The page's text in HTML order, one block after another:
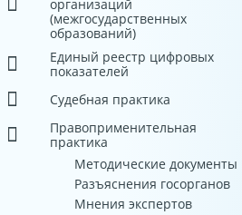
организаций
(межгосударственных
образований)
Единый реестр цифровых
показателей
Судебная практика
Правоприменительная
практика
Методические документы
Разъяснения госорганов
Мнения экспертов